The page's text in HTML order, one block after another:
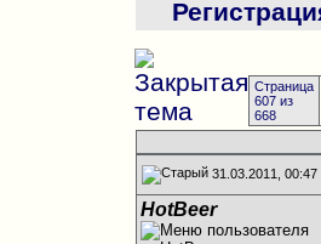
Страница
607 из
668
31.03.2011, 00:47
HotBeer